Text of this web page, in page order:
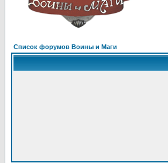
Список форумов Воины и Маги